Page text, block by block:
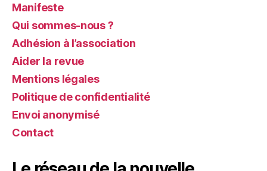
Manifeste
Qui sommes-nous ?
Adhésion à l’association
Aider la revue
Mentions légales
Politique de confidentialité
Envoi anonymisé
Contact